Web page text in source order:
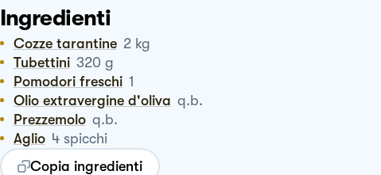
Ingredienti
Cozze tarantine 2 kg
Tubettini 320 g
Pomodori freschi 1
Olio extravergine d'oliva q.b.
Prezzemolo q.b.
Aglio 4 spicchi
Copia ingredienti